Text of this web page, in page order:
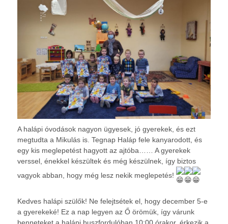
A halápi óvodások nagyon ügyesek, jó gyerekek, és ezt
megtudta a Mikulás is. Tegnap Haláp fele kanyarodott, és
egy kis meglepetést hagyott az ajtóba…… A gyerekek
verssel, énekkel készültek és még készülnek, így biztos
vagyok abban, hogy még lesz nekik meglepetés!
Kedves halápi szülők! Ne felejtsétek el, hogy december 5-e
a gyerekeké! Ez a nap legyen az Ő örömük, így várunk